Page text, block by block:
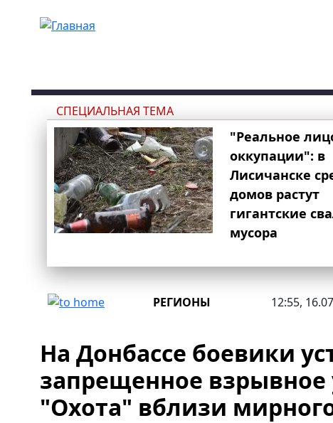
СПЕЦИАЛЬНАЯ ТЕМА
"Реальное
оккупации": в
Лисичанске
домов растут
гигантские
мусора
РЕГИОНЫ 12:55,
На Донбассе боевики
запрещенное взрывное
"Охота" вблизи